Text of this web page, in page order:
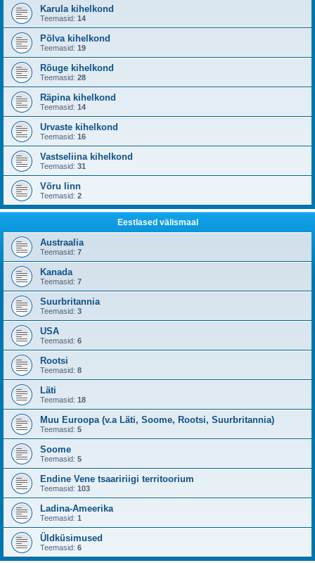
Karula kihelkond
Teemasid: 14
Põlva kihelkond
Teemasid: 19
Rõuge kihelkond
Teemasid: 28
Räpina kihelkond
Teemasid: 14
Urvaste kihelkond
Teemasid: 16
Vastseliina kihelkond
Teemasid: 31
Võru linn
Teemasid: 2
Eestlased välismaal
Austraalia
Teemasid: 7
Kanada
Teemasid: 7
Suurbritannia
Teemasid: 3
USA
Teemasid: 6
Rootsi
Teemasid: 8
Läti
Teemasid: 18
Muu Euroopa (v.a Läti, Soome, Rootsi, Suurbritannia)
Teemasid: 5
Soome
Teemasid: 5
Endine Vene tsaaririigi territoorium
Teemasid: 103
Ladina-Ameerika
Teemasid: 1
Üldküsimused
Teemasid: 6